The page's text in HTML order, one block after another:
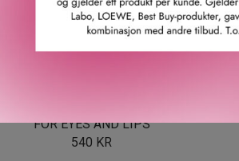
FOR EYES AND LIPS
540 KR